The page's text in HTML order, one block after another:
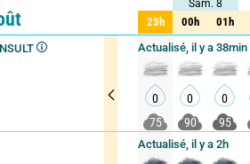
détaillé
Sam. 8
23h 00h 01h
Sam. 8
23h 00h 01h
Actualisé, il y a 38min
0 0 0
75
90 95
Actualisé, il y a 2h